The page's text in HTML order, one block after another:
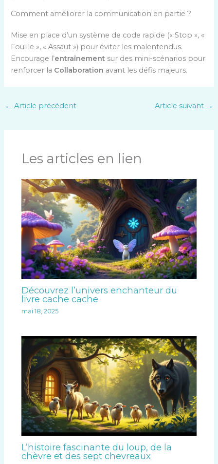
Comment améliorer la communication en partie ?
Mise en place d’un système de code rapide (« Stop », «
Fouille », « Assaut ») pour éviter les malentendus.
Encourage l’entraînement sur des mini-scénarios pour
renforcer la Collaboration avant les défis majeurs.
← Article précédent Article suivant →
Les articles en lien
Découvrez l’univers enchanteur du
livre cache cache
mai 18, 2025
L’histoire fascinante du loup, de la
chèvre et des sept chevreaux